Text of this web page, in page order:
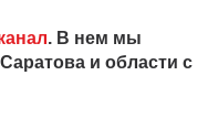
. В нем мы
и области с